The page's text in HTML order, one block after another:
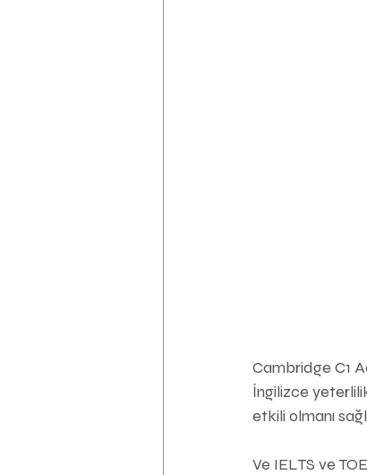
Cambridge C1
İngilizce
etkili olmanı
Ve IELTS ve